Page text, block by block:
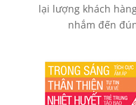
lại lượng khách
nhắm đến